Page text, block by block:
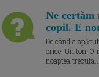
Ne certăm
copil. E
De când a
orice. Un ton. O
noaptea